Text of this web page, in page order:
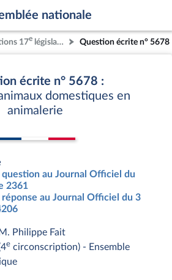
nationale
17e législature Question écrite n° 5678
écrite n° 5678 :
domestiques en
animalerie
au Journal Officiel du
2361
au Journal Officiel du 3
Philippe Fait
e circonscription) - Ensemble